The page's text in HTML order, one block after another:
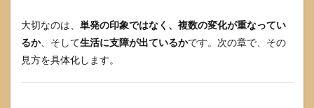
刻に
起き
る」
から
大切なのは、 単発の印象ではなく、複数の変化が重なってい
るか、そして生活に支障が出ているかです。次の章で、その
見方を具体化します。